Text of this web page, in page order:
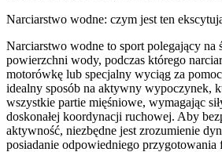
Narciarstwo wodne: czym jest ten
Narciarstwo wodne to sport polegający na
powierzchni wody, podczas którego
motorówkę lub specjalny wyciąg za
idealny sposób na aktywny wypoczynek,
wszystkie partie mięśniowe, wymagając
doskonałej koordynacji ruchowej. Aby
aktywność, niezbędne jest zrozumienie
posiadanie odpowiedniego przygotowania